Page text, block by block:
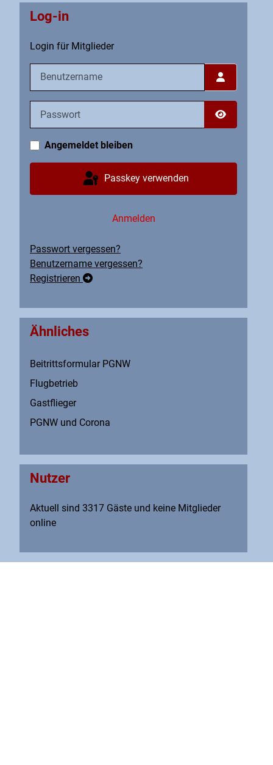
Log-in
Login für Mitglieder
Benutzername
Passwort
Angemeldet bleiben
Passkey verwenden
Anmelden
Passwort vergessen?
Benutzername vergessen?
Registrieren
Ähnliches
Beitrittsformular PGNW
Flugbetrieb
Gastflieger
PGNW und Corona
Nutzer
Aktuell sind 3317 Gäste und keine Mitglieder
online